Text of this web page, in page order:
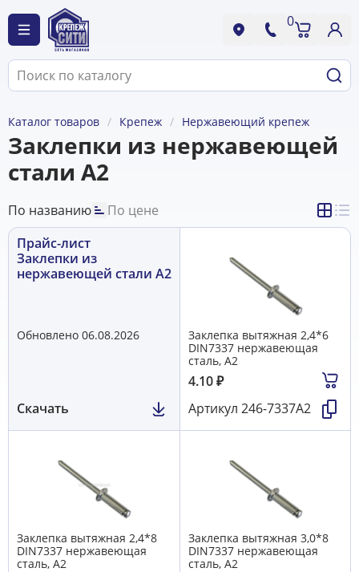
0
Каталог товаров Крепеж Нержавеющий крепеж
Заклепки из нержавеющей
стали A2
По названию
По цене
Прайс-лист
Заклепки из
нержавеющей стали A2
Обновлено 06.08.2026
Скачать
Заклепка вытяжная 2,4*6
DIN7337 нержавеющая
сталь, А2
4.10₽
Артикул 246-7337А2
Заклепка вытяжная 2,4*8
DIN7337 нержавеющая
сталь, А2
Заклепка вытяжная 3,0*8
DIN7337 нержавеющая
сталь, А2